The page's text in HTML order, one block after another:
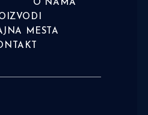
O NAMA
MESTA